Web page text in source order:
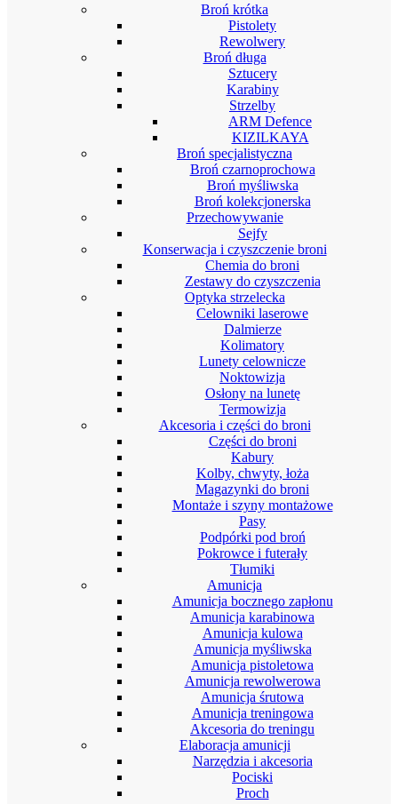
Broń krótka
Pistolety
Rewolwery
Broń długa
Sztucery
Karabiny
Strzelby
ARM Defence
KIZILKAYA
Broń specjalistyczna
Broń czarnoprochowa
Broń myśliwska
Broń kolekcjonerska
Przechowywanie
Sejfy
Konserwacja i czyszczenie broni
Chemia do broni
Zestawy do czyszczenia
Optyka strzelecka
Celowniki laserowe
Dalmierze
Kolimatory
Lunety celownicze
Noktowizja
Osłony na lunetę
Termowizja
Akcesoria i części do broni
Części do broni
Kabury
Kolby, chwyty, łoża
Magazynki do broni
Montaże i szyny montażowe
Pasy
Podpórki pod broń
Pokrowce i futerały
Tłumiki
Amunicja
Amunicja bocznego zapłonu
Amunicja karabinowa
Amunicja kulowa
Amunicja myśliwska
Amunicja pistoletowa
Amunicja rewolwerowa
Amunicja śrutowa
Amunicja treningowa
Akcesoria do treningu
Elaboracja amunicji
Narzędzia i akcesoria
Pociski
Proch